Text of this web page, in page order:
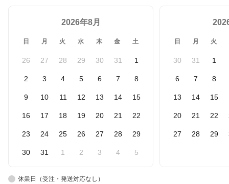
2026年8月
日 月 火 水 木 金 土
26 27 28 29 30 31 1
2 3 4 5 6 7 8
9 10 11 12 13 14 15
16 17 18 19 20 21 22
23 24 25 26 27 28 29
30 31 1 2 3 4 5
日 月 火
30 31 1
6 7 8
13 14 15
20 21 22
27 28 29
休業日（受注・発送対応なし）